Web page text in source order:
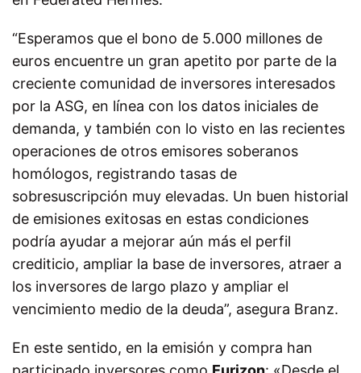
“Esperamos que el bono de 5.000 millones de
euros encuentre un gran apetito por parte de la
creciente comunidad de inversores interesados
por la ASG, en línea con los datos iniciales de
demanda, y también con lo visto en las recientes
operaciones de otros emisores soberanos
homólogos, registrando tasas de
sobresuscripción muy elevadas. Un buen historial
de emisiones exitosas en estas condiciones
podría ayudar a mejorar aún más el perfil
crediticio, ampliar la base de inversores, atraer a
los inversores de largo plazo y ampliar el
vencimiento medio de la deuda”, asegura Branz.
En este sentido, en la emisión y compra han